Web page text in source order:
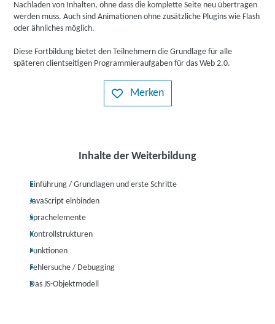
Nachladen von Inhalten, ohne dass die komplette Seite neu übertragen
werden muss. Auch sind Animationen ohne zusätzliche Plugins wie Flash
oder ähnliches möglich.
Diese Fortbildung bietet den Teilnehmern die Grundlage für alle
späteren clientseitigen Programmieraufgaben für das Web 2.0.
Merken
Inhalte der Weiterbildung
Einführung / Grundlagen und erste Schritte
JavaScript einbinden
Sprachelemente
Kontrollstrukturen
Funktionen
Fehlersuche / Debugging
Das JS-Objektmodell